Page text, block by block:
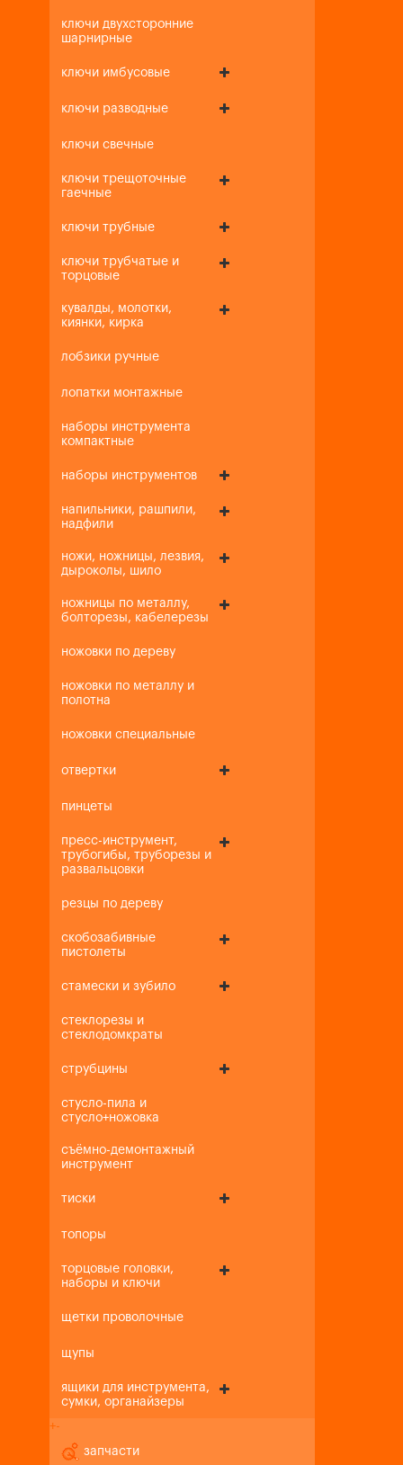
ключи двухсторонние
шарнирные
ключи имбусовые
ключи разводные
ключи свечные
ключи трещоточные
гаечные
ключи трубные
ключи трубчатые и
торцовые
кувалды, молотки,
киянки, кирка
лобзики ручные
лопатки монтажные
наборы инструмента
компактные
наборы инструментов
напильники, рашпили,
надфили
ножи, ножницы, лезвия,
дыроколы, шило
ножницы по металлу,
болторезы, кабелерезы
ножовки по дереву
ножовки по металлу и
полотна
ножовки специальные
отвертки
пинцеты
пресс-инструмент,
трубогибы, труборезы и
развальцовки
резцы по дереву
скобозабивные
пистолеты
стамески и зубило
стеклорезы и
стеклодомкраты
струбцины
стусло-пила и
стусло+ножовка
съёмно-демонтажный
инструмент
тиски
топоры
торцовые головки,
наборы и ключи
щетки проволочные
щупы
ящики для инструмента,
сумки, органайзеры
+-
запчасти